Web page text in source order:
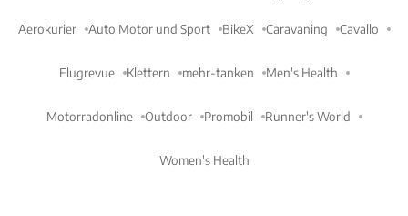
Aerokurier Auto Motor und Sport BikeX Caravaning Cavallo
Flugrevue Klettern mehr-tanken Men's Health
Motorradonline Outdoor Promobil Runner's World
Women's Health